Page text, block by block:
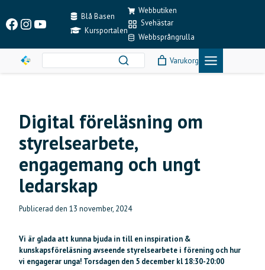
content
Facebook
Instagram
YouTubeBlå Basen
Kursportalen
Webbutiken
Svehästar
Webbsprångrulla
Varukorg
Digital föreläsning om
styrelsearbete,
engagemang och ungt
ledarskap
Publicerad den 13 november, 2024
Vi är glada att kunna bjuda in till en inspiration &
kunskapsföreläsning avseende styrelsearbete i förening och hur
vi engagerar unga! Torsdagen den 5 december kl 18:30-20:00